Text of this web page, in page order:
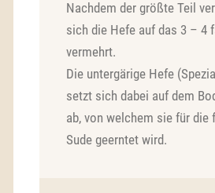
Nachdem der größte Teil
sich die Hefe auf das 3 – 4
vermehrt.
Die untergärige Hefe
setzt sich dabei auf dem
ab, von welchem sie für die
Sude geerntet wird.